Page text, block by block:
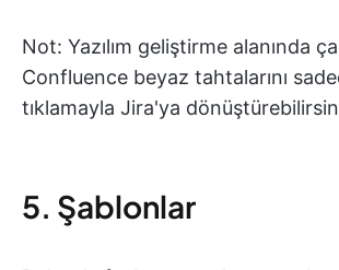
Not: Yazılım geliştirme alanında
Confluence beyaz tahtalarını
tıklamayla Jira'ya
5. Şablonlar